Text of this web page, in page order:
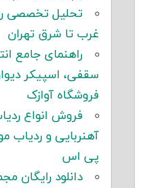
تحلیل تخصصی
غرب تا شرق تهران
راهنمای جامع
سقفی، اسپیکر
فروشگاه آوازک
فروش انواع
آهنربایی و ردیاب
پی اس
دانلود رایگان